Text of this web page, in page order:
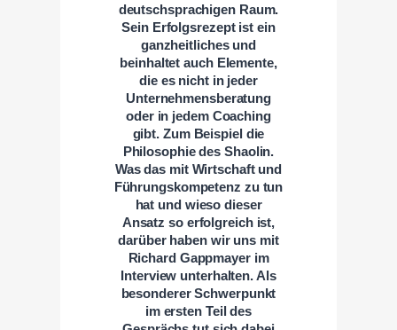
deutschsprachigen Raum.
Sein Erfolgsrezept ist ein
ganzheitliches und
beinhaltet auch Elemente,
die es nicht in jeder
Unternehmensberatung
oder in jedem Coaching
gibt. Zum Beispiel die
Philosophie des Shaolin.
Was das mit Wirtschaft und
Führungskompetenz zu tun
hat und wieso dieser
Ansatz so erfolgreich ist,
darüber haben wir uns mit
Richard Gappmayer im
Interview unterhalten. Als
besonderer Schwerpunkt
im ersten Teil des